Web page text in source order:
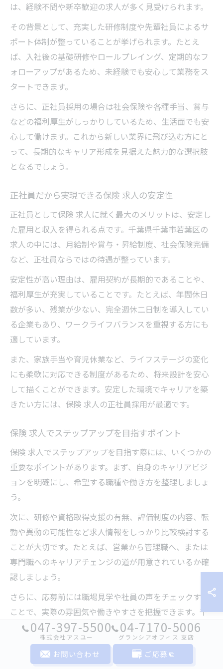
は、経験不問や新卒歓迎の求人が多く見受けられます。
その背景として、充実した研修制度や先輩社員によるサ
ポート体制が整っていることが挙げられます。たとえ
ば、入社後の基礎研修やロールプレイング、定期的なフ
ォローアップがあるため、未経験でも安心して業務をス
タートできます。
さらに、正社員採用の場合は社会保険や各種手当、賞与
などの福利厚生がしっかりしているため、生活面でも安
心して働けます。これから新しい業界に飛び込む方にと
って、長期的なキャリア形成を見据えた魅力的な選択肢
となるでしょう。
正社員だから実現できる保険 求人の安定性
正社員として保険 求人に就く最大のメリットは、安定し
た雇用と収入を得られる点です。千葉県千葉市若葉区の
求人の中には、月給制や賞与・昇給制度、社会保険完備
など、正社員ならではの待遇が整っています。
安定性が高い理由は、雇用契約が長期的であることや、
福利厚生が充実していることです。たとえば、年間休日
数が多い、残業が少ない、完全週休二日制を導入してい
る企業もあり、ワークライフバランスを重視する方にも
適しています。
また、家族手当や育児休業など、ライフステージの変化
にも柔軟に対応できる制度があるため、将来設計を安心
して描くことができます。安定した環境でキャリアを築
きたい方には、保険 求人の正社員採用が最適です。
保険 求人でステップアップを目指すポイント
保険 求人でステップアップを目指す際には、いくつかの
重要なポイントがあります。まず、自身のキャリアビジ
ョンを明確にし、希望する職種や働き方を整理しましょ
う。
次に、研修や資格取得支援の有無、評価制度の内容、転
勤や異動の可能性など求人情報をしっかり比較検討する
ことが大切です。たとえば、営業から管理職へ、または
専門職へのキャリアチェンジの道が用意されているか確
認しましょう。
さらに、応募前には職場見学や社員の声をチェックする
ことで、実際の雰囲気や働きやすさを把握できます。千
葉市若葉区の保険 求人を活用して、着実にステップアッ
プを目指しましょう。
047-397-5500
株式会社アスユー
04-7170-5006
グランシアオフィス ⽀店
お問い合わせ ご応募